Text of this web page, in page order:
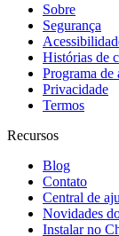
Sobre
Segurança
Histórias de
Programa de
Privacidade
Termos
Recursos
Blog
Contato
Central de
Novidades
Instalar no